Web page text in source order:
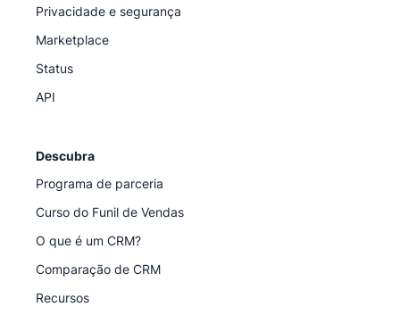
Privacidade e segurança
Marketplace
Status
API
Descubra
Programa de parceria
Curso do Funil de Vendas
O que é um CRM?
Comparação de CRM
Recursos